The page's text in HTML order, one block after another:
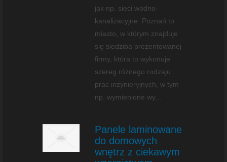
jak np. sieci wodno-
kanalizacyjne. Poznań to
miasto, w którym znajduje
się siedziba prezentowanej
firmy, która to wykonuje
szereg różnego rodzaju
prac inżynieryjnych, w tym
np. wymienione wy...
Panele laminowane
do domowych
wnętrz z ciekawym